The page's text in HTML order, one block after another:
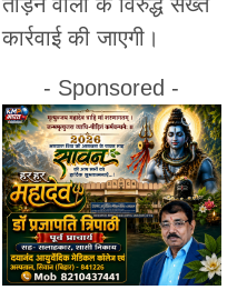
कार्रवाई की जाएगी।
- Sponsored -